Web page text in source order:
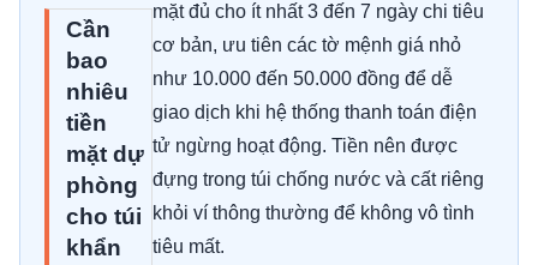
Cần
bao
nhiêu
tiền
mặt dự
phòng
cho túi
khẩn
mặt đủ cho ít nhất 3 đến 7 ngày chi tiêu
cơ bản, ưu tiên các tờ mệnh giá nhỏ
như 10.000 đến 50.000 đồng để dễ
giao dịch khi hệ thống thanh toán điện
tử ngừng hoạt động. Tiền nên được
đựng trong túi chống nước và cất riêng
khỏi ví thông thường để không vô tình
tiêu mất.